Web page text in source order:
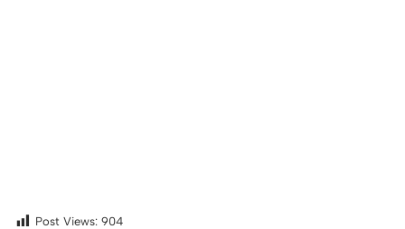
Post Views: 904